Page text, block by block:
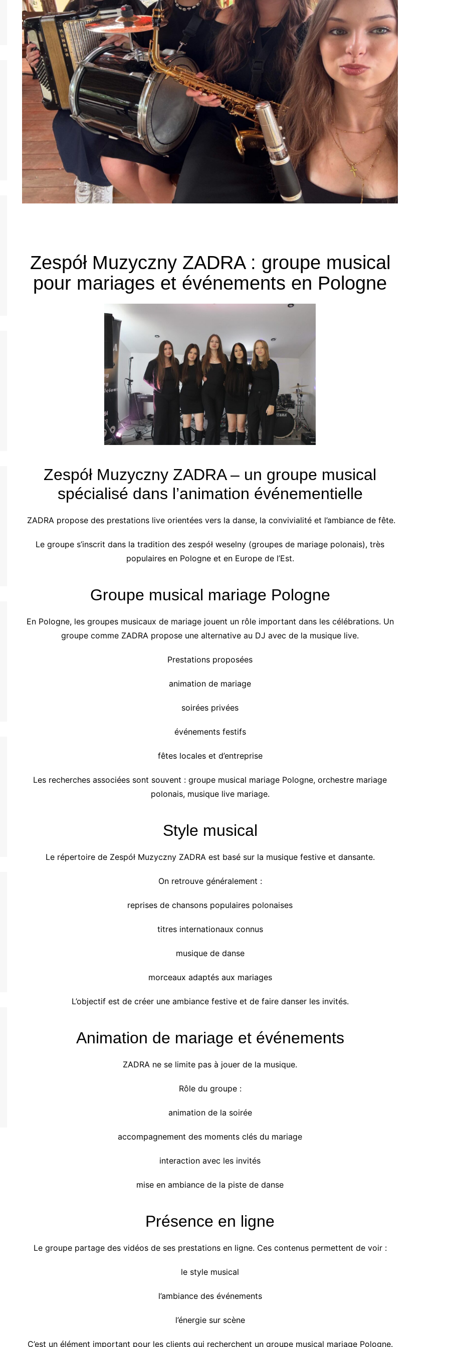
jeunes
jeunes
jeunes
jeunes
jeunes
jeunes
jeunes
jeunes
jeunes
jeunes
Zespół Muzyczny ZADRA : groupe musical
pour mariages et événements en Pologne
Zespół Muzyczny ZADRA – un groupe musical
spécialisé dans l’animation événementielle
ZADRA propose des prestations live orientées vers la danse, la convivialité et l’ambiance de fête.
Le groupe s’inscrit dans la tradition des zespół weselny (groupes de mariage polonais), très
populaires en Pologne et en Europe de l’Est.
Groupe musical mariage Pologne
En Pologne, les groupes musicaux de mariage jouent un rôle important dans les célébrations. Un
groupe comme ZADRA propose une alternative au DJ avec de la musique live.
Prestations proposées
animation de mariage
soirées privées
événements festifs
fêtes locales et d’entreprise
Les recherches associées sont souvent : groupe musical mariage Pologne, orchestre mariage
polonais, musique live mariage.
Style musical
Le répertoire de Zespół Muzyczny ZADRA est basé sur la musique festive et dansante.
On retrouve généralement :
reprises de chansons populaires polonaises
titres internationaux connus
musique de danse
morceaux adaptés aux mariages
L’objectif est de créer une ambiance festive et de faire danser les invités.
Animation de mariage et événements
ZADRA ne se limite pas à jouer de la musique.
Rôle du groupe :
animation de la soirée
accompagnement des moments clés du mariage
interaction avec les invités
mise en ambiance de la piste de danse
Présence en ligne
Le groupe partage des vidéos de ses prestations en ligne. Ces contenus permettent de voir :
le style musical
l’ambiance des événements
l’énergie sur scène
C’est un élément important pour les clients qui recherchent un groupe musical mariage Pologne.